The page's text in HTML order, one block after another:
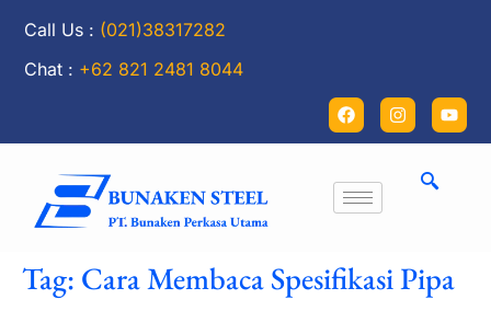
Call Us : (021)38317282
Chat : +62 821 2481 8044
Tag: Cara Membaca Spesifikasi Pipa